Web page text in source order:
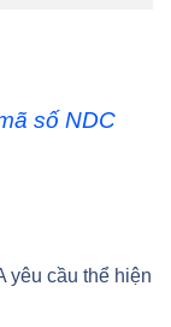
số NDC
yêu cầu thể hiện